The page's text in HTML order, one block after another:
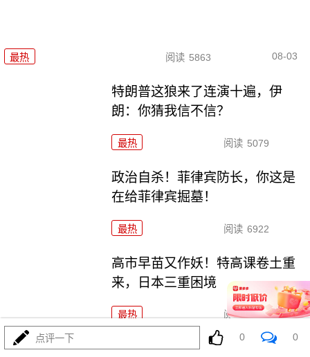
最热 阅读 5863 08-03
特朗普这狼来了连演十遍，伊
朗：你猜我信不信？
最热 阅读 5079
政治自杀！菲律宾防长，你这是
在给菲律宾掘墓！
最热 阅读 6922
高市早苗又作妖！特高课卷土重
来，日本三重困境
最热 阅读 4451
央视：空警600横空出世，美航母最强王牌失效
点评一下 0 0